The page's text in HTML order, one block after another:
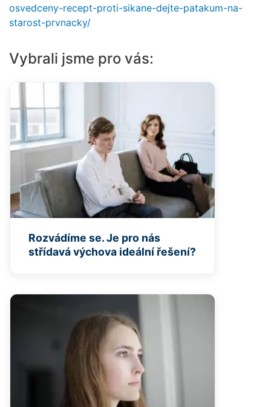
osvedceny-recept-proti-sikane-dejte-patakum-na-
starost-prvnacky/
Vybrali jsme pro vás:
Rozvádíme se. Je pro nás
střídavá výchova ideální řešení?